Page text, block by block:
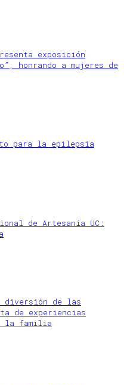
exposición
honrando a mujeres de
para la epilepsia
de Artesanía UC:
diversión de las
de experiencias
la familia